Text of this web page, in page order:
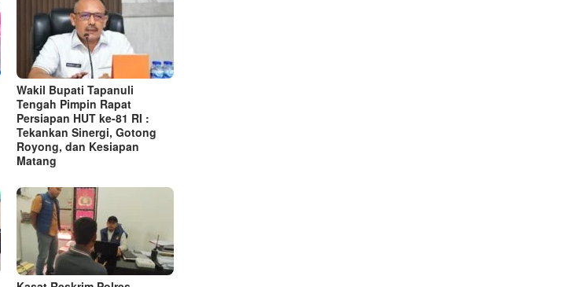
Wakil Bupati Tapanuli
Tengah Pimpin Rapat
Persiapan HUT ke-81 RI :
Tekankan Sinergi, Gotong
Royong, dan Kesiapan
Matang